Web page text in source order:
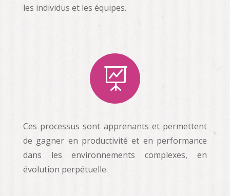
les individus et les équipes.

Ces processus sont apprenants et permettent
de gagner en productivité et en performance
dans les environnements complexes, en
évolution perpétuelle.